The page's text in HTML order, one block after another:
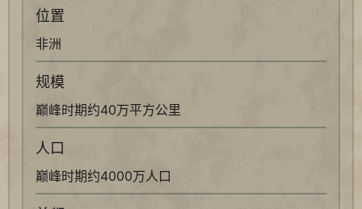
位置
非洲
规模
巅峰时期约40万平方公里
人口
巅峰时期约4000万人口